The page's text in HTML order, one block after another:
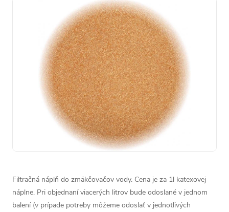
Filtračná náplň do zmäkčovačov vody. Cena je za 1l katexovej
náplne. Pri objednaní viacerých litrov bude odoslané v jednom
balení (v prípade potreby môžeme odoslať v jednotlivých